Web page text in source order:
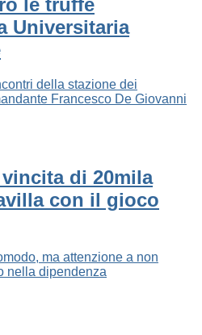
le truffe
Universitaria
della stazione dei
Francesco De Giovanni
di 20mila
con il gioco
ma attenzione a non
nella dipendenza